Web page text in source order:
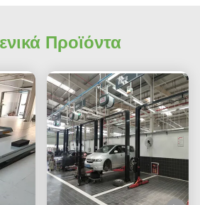
Προϊόντα